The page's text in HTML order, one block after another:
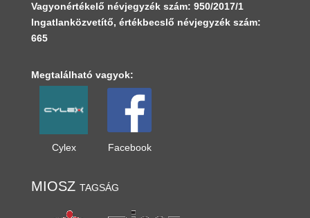
Vagyonértékelő névjegyzék szám: 950/2017/1
Ingatlanközvetítő, értékbecslő névjegyzék szám:
665
Megtalálható vagyok:
Cylex Facebook
MIOSZ tagság